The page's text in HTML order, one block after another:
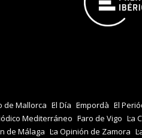
de Mallorca El Día Empordà El
Mediterráneo Faro de Vigo La
de Málaga La Opinión de Zamora